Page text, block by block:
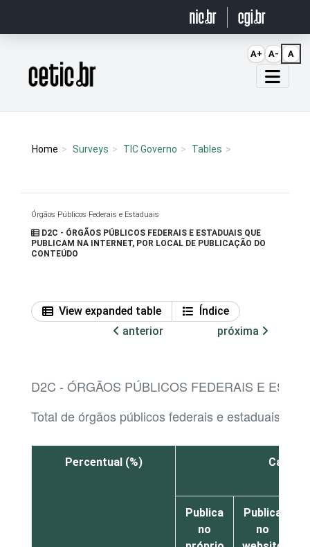
Página inicial
Home Surveys TIC Governo Tables
Órgãos Públicos Federais e Estaduais
D2C - ÓRGÃOS PÚBLICOS FEDERAIS E ESTADUAIS QUE
PUBLICAM NA INTERNET, POR LOCAL DE PUBLICAÇÃO DO
CONTEÚDO
View expanded table
Índice
anterior
próxima
D2C - ÓRGÃOS PÚBLICOS FEDERAIS E
Total de órgãos públicos federais e estaduais
Percentual (%)
Publica
no
Publica
no
A+ A- A